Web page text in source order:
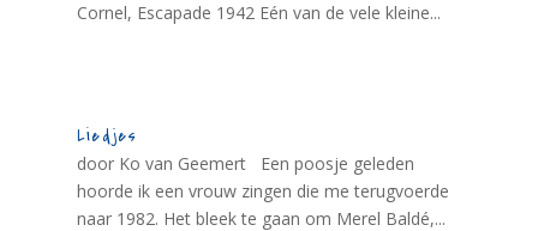
Cornel, Escapade 1942 Eén van de vele kleine...
Liedjes
door Ko van Geemert Een poosje geleden
hoorde ik een vrouw zingen die me terugvoerde
naar 1982. Het bleek te gaan om Merel Baldé,...